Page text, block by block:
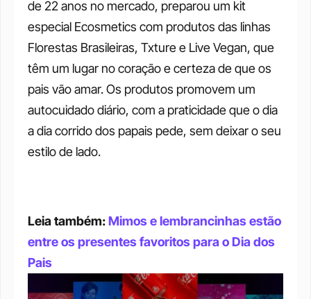
de 22 anos no mercado, preparou um kit
especial Ecosmetics com produtos das linhas
Florestas Brasileiras, Txture e Live Vegan, que
têm um lugar no coração e certeza de que os
pais vão amar. Os produtos promovem um
autocuidado diário, com a praticidade que o dia
a dia corrido dos papais pede, sem deixar o seu
estilo de lado.
Leia também: Mimos e lembrancinhas estão
entre os presentes favoritos para o Dia dos
Pais